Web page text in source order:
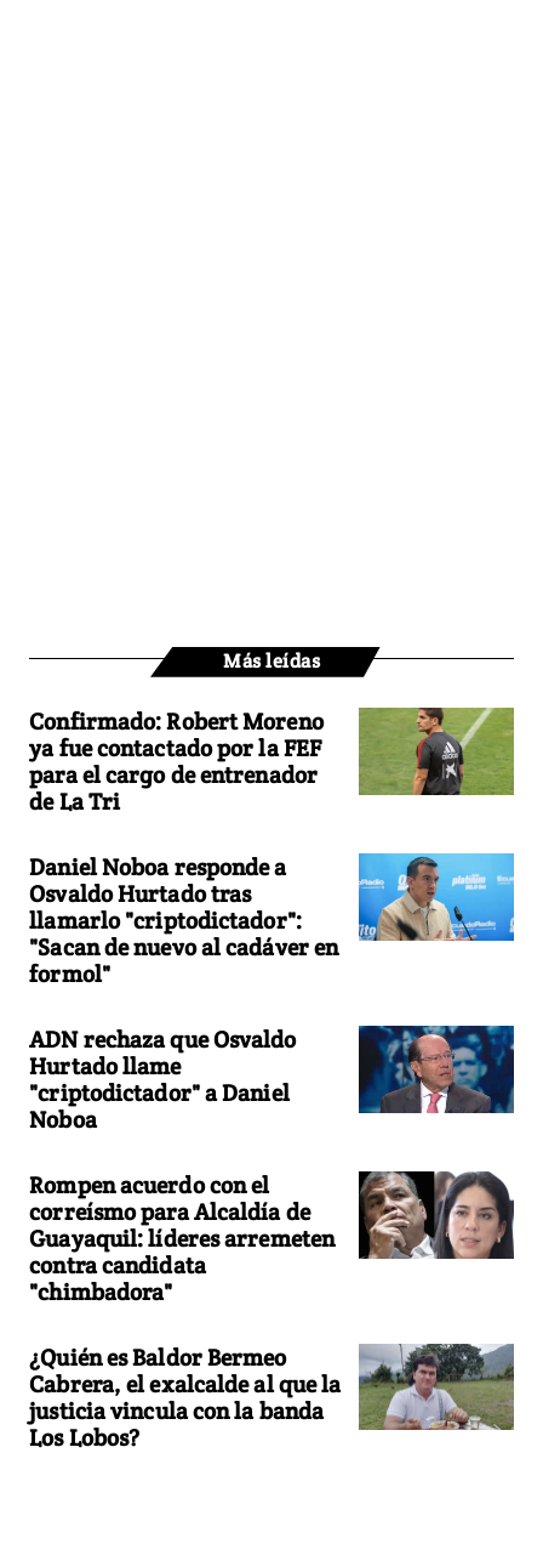
Más leídas
Confirmado: Robert Moreno
ya fue contactado por la FEF
para el cargo de entrenador
de La Tri
Daniel Noboa responde a
Osvaldo Hurtado tras
llamarlo "criptodictador":
"Sacan de nuevo al cadáver en
formol"
ADN rechaza que Osvaldo
Hurtado llame
"criptodictador" a Daniel
Noboa
Rompen acuerdo con el
correísmo para Alcaldía de
Guayaquil: líderes arremeten
contra candidata
"chimbadora"
¿Quién es Baldor Bermeo
Cabrera, el exalcalde al que la
justicia vincula con la banda
Los Lobos?